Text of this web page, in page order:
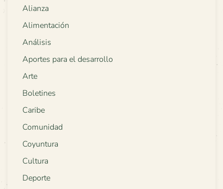
Alianza
Alimentación
Análisis
Aportes para el desarrollo
Arte
Boletines
Caribe
Comunidad
Coyuntura
Cultura
Deporte